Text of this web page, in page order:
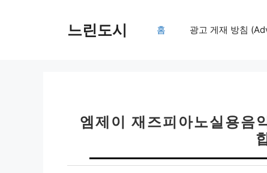
느린도시 홈 광고 게재 방침
엠제이 재즈피아노실용음